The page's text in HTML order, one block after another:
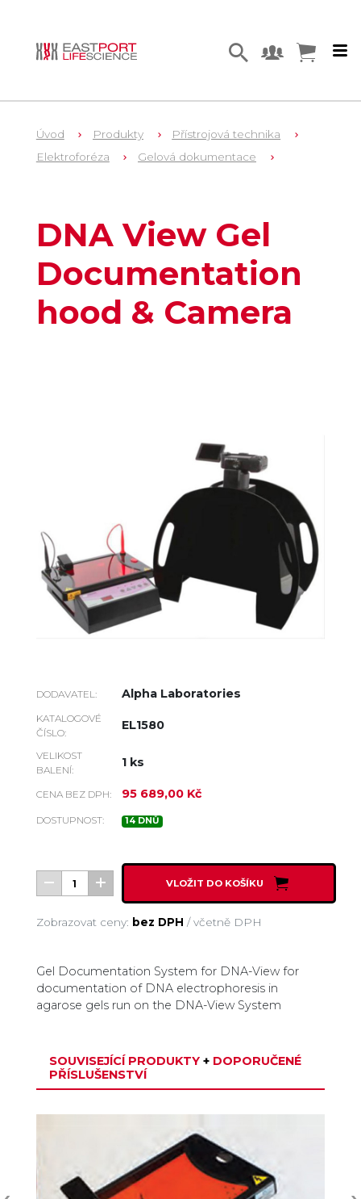
Úvod Produkty
Přístrojová technika
Elektroforéza
Gelová dokumentace
DNA View Gel
Documentation
hood & Camera
DODAVATEL: Alpha Laboratories
KATALOGOVÉ
ČÍSLO:
EL1580
VELIKOST
BALENÍ:
1 ks
CENA BEZ DPH: 95 689,00 Kč
DOSTUPNOST: 14 DNŮ
VLOŽIT DO KOŠÍKU
Zobrazovat ceny: bez DPH /včetně DPH
Gel Documentation System for DNA-View for
documentation of DNA electrophoresis in
agarose gels run on the DNA-View System
SOUVISEJÍCÍ PRODUKTY +DOPORUČENÉ
PŘÍSLUŠENSTVÍ